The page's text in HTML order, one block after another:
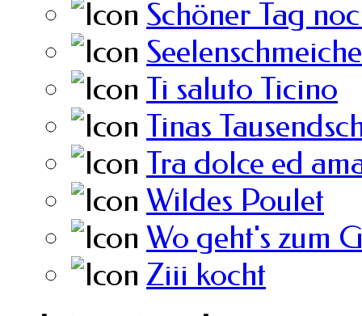
Schöner Tag
Ti saluto Ticino
Tinas
Tra dolce ed
Wildes Poulet
Wo geht's zum
Ziii kocht